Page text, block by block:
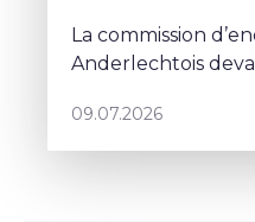
La commission
Anderlechtois
abîmé la confiance
logement social.
09.07.2026